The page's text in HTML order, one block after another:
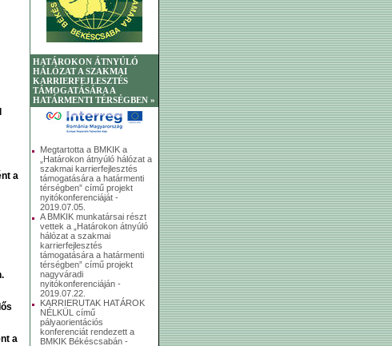
a
a
HATÁROKON ÁTNYÚLÓ
HÁLÓZAT A SZAKMAI
KARRIERFEJLESZTÉS
TÁMOGATÁSÁRA A
HATÁRMENTI TÉRSÉGBEN »
Megtartotta a BMKIK a
„Határokon átnyúló hálózat a
szakmai karrierfejlesztés
támogatására a határmenti
térségben” című projekt
nyitókonferenciáját -
2019.07.05.
A BMKIK munkatársai részt
vettek a „Határokon átnyúló
hálózat a szakmai
karrierfejlesztés
támogatására a határmenti
térségben” című projekt
nagyváradi
nyitókonferenciáján -
2019.07.22.
KARRIERUTAK HATÁROK
NÉLKÜL című
pályaorientációs
konferenciát rendezett a
BMKIK Békéscsabán -